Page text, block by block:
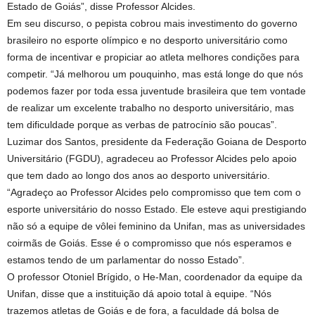
Estado de Goiás”, disse Professor Alcides.
Em seu discurso, o pepista cobrou mais investimento do governo
brasileiro no esporte olímpico e no desporto universitário como
forma de incentivar e propiciar ao atleta melhores condições para
competir. “Já melhorou um pouquinho, mas está longe do que nós
podemos fazer por toda essa juventude brasileira que tem vontade
de realizar um excelente trabalho no desporto universitário, mas
tem dificuldade porque as verbas de patrocínio são poucas”.
Luzimar dos Santos, presidente da Federação Goiana de Desporto
Universitário (FGDU), agradeceu ao Professor Alcides pelo apoio
que tem dado ao longo dos anos ao desporto universitário.
“Agradeço ao Professor Alcides pelo compromisso que tem com o
esporte universitário do nosso Estado. Ele esteve aqui prestigiando
não só a equipe de vôlei feminino da Unifan, mas as universidades
coirmãs de Goiás. Esse é o compromisso que nós esperamos e
estamos tendo de um parlamentar do nosso Estado”.
O professor Otoniel Brígido, o He-Man, coordenador da equipe da
Unifan, disse que a instituição dá apoio total à equipe. “Nós
trazemos atletas de Goiás e de fora, a faculdade dá bolsa de